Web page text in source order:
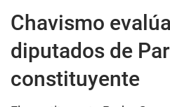
Chavismo
diputados de
constituyente